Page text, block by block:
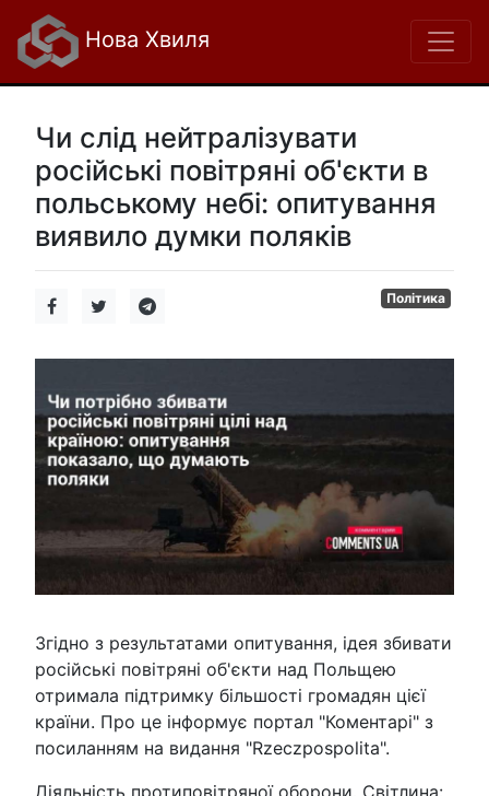
Нова Хвиля
Чи слід нейтралізувати
російські повітряні об'єкти в
польському небі: опитування
виявило думки поляків
Політика
Згідно з результатами опитування, ідея збивати
російські повітряні об'єкти над Польщею
отримала підтримку більшості громадян цієї
країни. Про це інформує портал "Коментарі" з
посиланням на видання "Rzeczpospolita".
Діяльність протиповітряної оборони. Світлина: